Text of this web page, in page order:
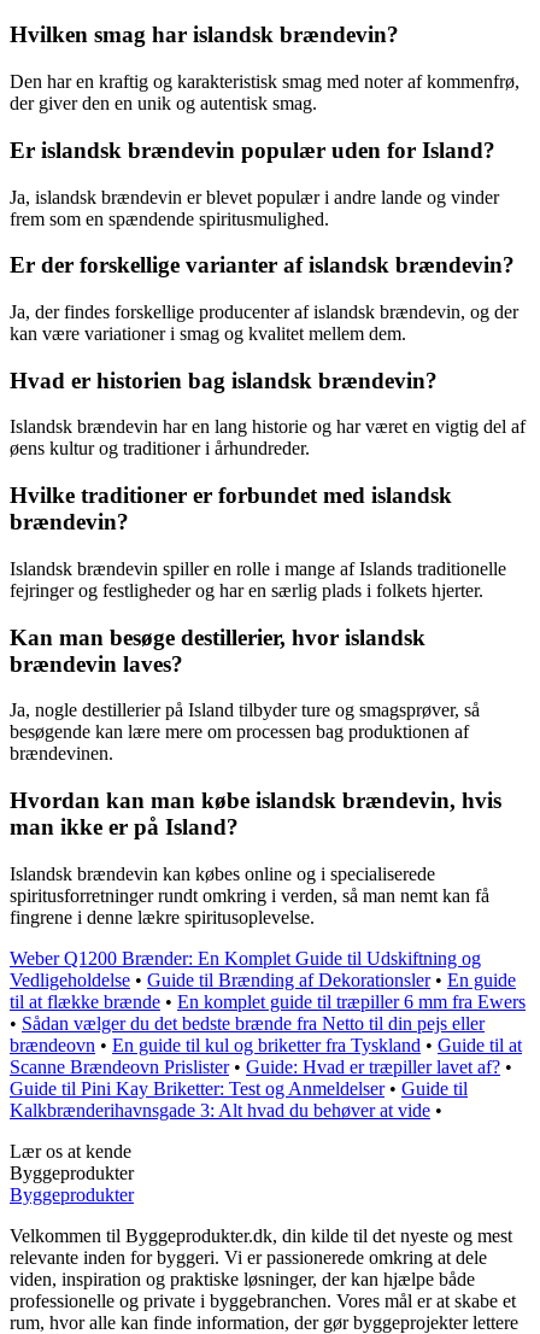
Hvilken smag har islandsk brændevin?
Den har en kraftig og karakteristisk smag med noter af kommenfrø,
der giver den en unik og autentisk smag.
Er islandsk brændevin populær uden for Island?
Ja, islandsk brændevin er blevet populær i andre lande og vinder
frem som en spændende spiritusmulighed.
Er der forskellige varianter af islandsk brændevin?
Ja, der findes forskellige producenter af islandsk brændevin, og der
kan være variationer i smag og kvalitet mellem dem.
Hvad er historien bag islandsk brændevin?
Islandsk brændevin har en lang historie og har været en vigtig del af
øens kultur og traditioner i århundreder.
Hvilke traditioner er forbundet med islandsk
brændevin?
Islandsk brændevin spiller en rolle i mange af Islands traditionelle
fejringer og festligheder og har en særlig plads i folkets hjerter.
Kan man besøge destillerier, hvor islandsk
brændevin laves?
Ja, nogle destillerier på Island tilbyder ture og smagsprøver, så
besøgende kan lære mere om processen bag produktionen af
brændevinen.
Hvordan kan man købe islandsk brændevin, hvis
man ikke er på Island?
Islandsk brændevin kan købes online og i specialiserede
spiritusforretninger rundt omkring i verden, så man nemt kan få
fingrene i denne lækre spiritusoplevelse.
Weber Q1200 Brænder: En Komplet Guide til Udskiftning og
Vedligeholdelse • Guide til Brænding af Dekorationsler• En guide
til at flække brænde • En komplet guide til træpiller 6 mm fra Ewers
• Sådan vælger du det bedste brænde fra Netto til din pejs eller
brændeovn • En guide til kul og briketter fra Tyskland • Guide til at
Scanne Brændeovn Prislister• Guide: Hvad er træpiller lavet af? •
Guide til Pini Kay Briketter: Test og Anmeldelser• Guide til
Kalkbrænderihavnsgade 3: Alt hvad du behøver at vide •
Lær os at kende
Byggeprodukter
Byggeprodukter
Velkommen til Byggeprodukter.dk, din kilde til det nyeste og mest
relevante inden for byggeri. Vi er passionerede omkring at dele
viden, inspiration og praktiske løsninger, der kan hjælpe både
professionelle og private i byggebranchen. Vores mål er at skabe et
rum, hvor alle kan finde information, der gør byggeprojekter lettere